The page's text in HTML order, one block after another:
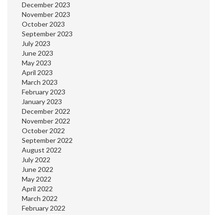
December 2023
November 2023
October 2023
September 2023
July 2023
June 2023
May 2023
April 2023
March 2023
February 2023
January 2023
December 2022
November 2022
October 2022
September 2022
August 2022
July 2022
June 2022
May 2022
April 2022
March 2022
February 2022